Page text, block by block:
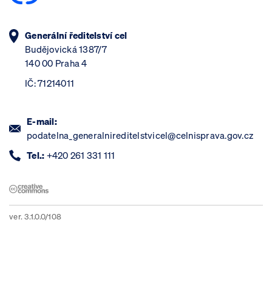
Generální ředitelství cel
Budějovická 1387/7
140 00 Praha 4
IČ: 71214011
E-mail:
podatelna_generalnireditelstvicel@celnisprava.gov.cz
Tel.: +420 261 331 111
ver. 3.1.0.0/108